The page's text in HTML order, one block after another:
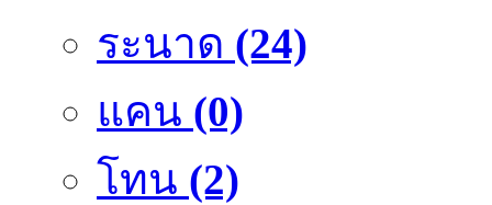
ระนาด (24)
แคน (0)
โทน (2)